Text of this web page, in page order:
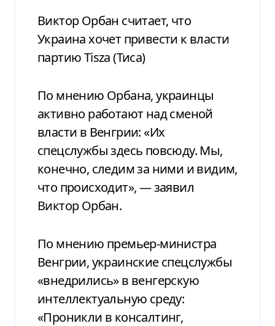
Виктор Орбан считает, что
Украина хочет привести к власти
партию Tisza (Тиса)
По мнению Орбана, украинцы
активно работают над сменой
власти в Венгрии: «Их
спецслужбы здесь повсюду. Мы,
конечно, следим за ними и видим,
что происходит», — заявил
Виктор Орбан.
По мнению премьер-министра
Венгрии, украинские спецслужбы
«внедрились» в венгерскую
интеллектуальную среду:
«Проникли в консалтинг,